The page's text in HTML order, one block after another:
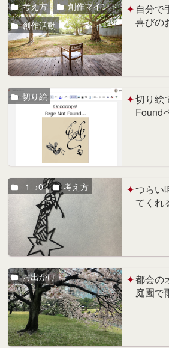
自分で
喜びの
考え方
創作マインド
創作活動
切り絵
Found
切り絵
つらい
てくれ
-1→0 考え方
都会の
庭園で
お出かけ